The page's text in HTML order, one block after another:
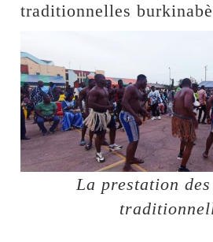
traditionnelles
La prestation